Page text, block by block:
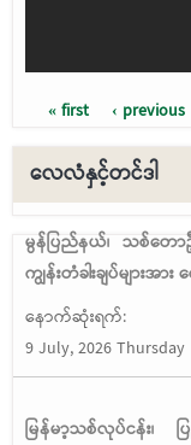
Pages
« first ‹ previous
လေလံနှင့်တင်ဒါ
မွန်ပြည်နယ်၊ သစ်တော
ကျွန်းတံခါးချပ်များအ
နောက်ဆုံးရက်:
9 July, 2026 Thursday
မြန်မာ့သစ်လုပ်ငန်း၊